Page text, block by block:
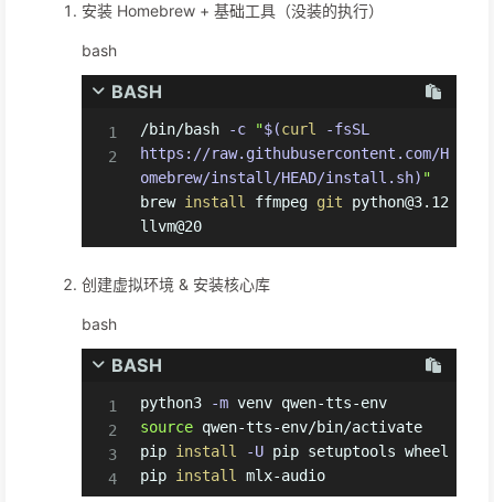
安装 Homebrew + 基础工具（没装的执行）
bash
BASH
/bin/bash -c "$(curl
-fsSL
https://raw.githubusercontent.com/H
omebrew/install/HEAD/install.sh) "
brew install ffmpeg git python@3.12
llvm@20
创建虚拟环境 & 安装核心库
bash
BASH
python3 -m
source qwen-tts-env/bin/activate
pip install -U pip setuptools wheel
pip install mlx-audio